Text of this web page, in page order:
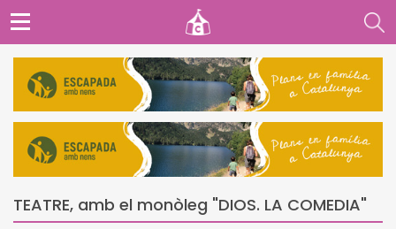
TEATRE, amb el monòleg "DIOS. LA COMEDIA"